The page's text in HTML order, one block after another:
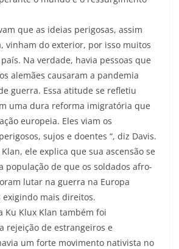
que as ideias perigosas, assim
vinham do exterior, por isso muitos
Na verdade, havia pessoas que
alemães causaram a pandemia
guerra. Essa atitude se refletiu
uma dura reforma imigratória que
europeia. Eles viam os
sujos e doentes “, diz Davis.
ele explica que sua ascensão se
população de que os soldados afro-
lutar na guerra na Europa
exigindo mais direitos.
Ku Klux Klan também foi
rejeição de estrangeiros e
um forte movimento nativista no